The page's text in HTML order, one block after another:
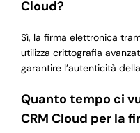
Cloud?
Sì, la firma elettronica
utilizza crittografia
garantire l’autenticità
Quanto tempo ci
CRM Cloud per la